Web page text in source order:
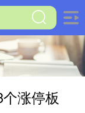
涨停板